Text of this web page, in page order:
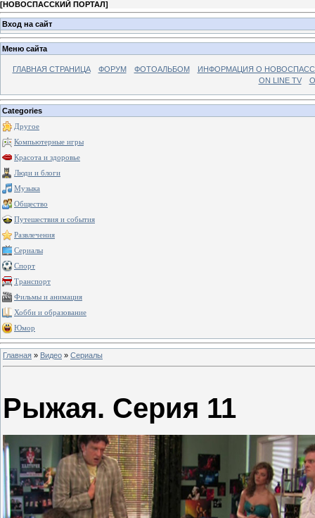
[НОВОСПАССКИЙ ПОРТАЛ]
Вход на сайт
Меню сайта
ГЛАВНАЯ СТРАНИЦА ФОРУМ ФОТОАЛЬБОМ
ИНФОРМАЦИЯ О
ON LINE TV
Categories
Другое
Компьютерные игры
Красота и здоровье
Люди и блоги
Музыка
Общество
Путешествия и события
Развлечения
Сериалы
Спорт
Транспорт
Фильмы и анимация
Хобби и образование
Юмор
Главная » Видео » Сериалы
Рыжая. Серия 11